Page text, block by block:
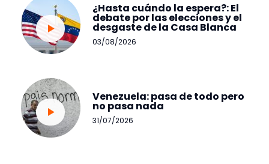
¿Hasta cuándo la espera?: El
debate por las elecciones y el
desgaste de la Casa Blanca
03/08/2026
Venezuela: pasa de todo pero
no pasa nada
31/07/2026